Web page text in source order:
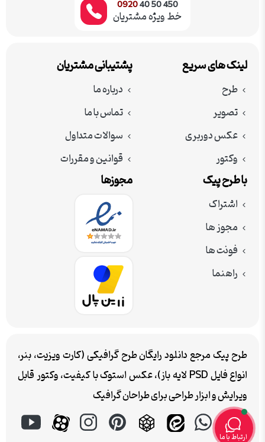
450 50 40
0920
خط ویژه مشتریان
لینک های سریع
طرح
تصویر
عکس دوربری
وکتور
پشتیبانی مشتریان
درباره ما
تماس با ما
سوالات متداول
قوانین و مقررات
با طرح پیک
اشتراک
مجوز ها
فونت ها
راهنما
مجوزها
طرح پیک مرجع دانلود رایگان طرح گرافیکی (کارت ویزیت، بنر،
انواع فایل PSD لایه باز)، عکس استوک با کیفیت، وکتور قابل
ویرایش و ابزار طراحی برای طراحان گرافیک
ارتباط با ما